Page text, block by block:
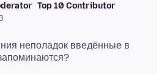
Top 10 Contributor
неполадок введённые в